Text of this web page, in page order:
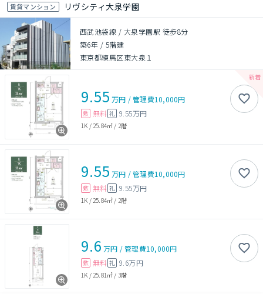
賃貸マンション リヴシティ大泉学園
西武池袋線 / 大泉学園駅 徒歩8分
築6年 / 5階建
東京都練馬区東大泉１
9.55 万円 /管理費10,000円
敷 無料 礼 9.55万円
1K / 25.84㎡ / 2階
9.55 万円 /管理費10,000円
敷 無料 礼 9.55万円
1K / 25.84㎡ / 2階
9.6 万円 /管理費10,000円
敷 無料 礼 9.6万円
1K / 25.81㎡ / 3階